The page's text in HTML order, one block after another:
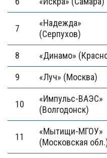
7
«Надежда»
(Серпухов)
8 «Динамо»
9 «Луч» (Москва)
10
«Импульс-ВАЭС»
(Волгодонск)
11
«Мытищи-МГОУ»
(Московская